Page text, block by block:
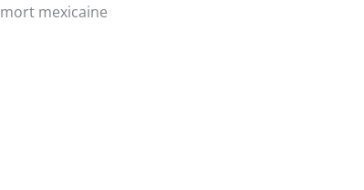
mexicaine